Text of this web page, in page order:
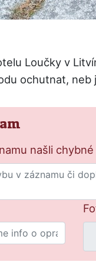
Loučky v
ochutnat, neb
našli